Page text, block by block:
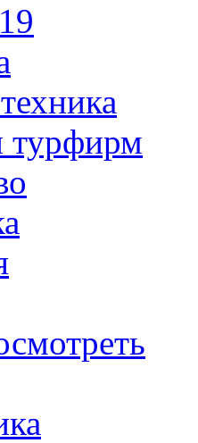
турфирм